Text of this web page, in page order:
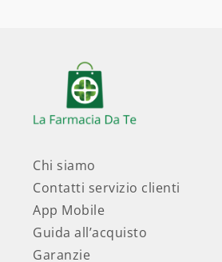
Chi siamo
Contatti servizio clienti
App Mobile
Guida all’acquisto
Garanzie